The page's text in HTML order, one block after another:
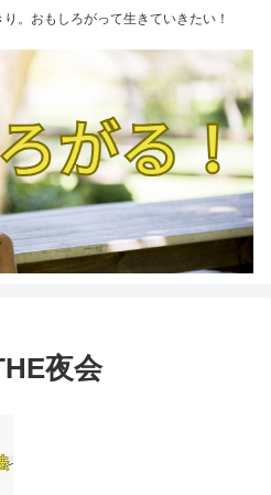
。おもしろがって生きていきたい！
夜会